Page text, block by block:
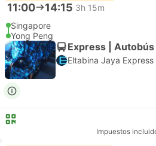
11:00 14:15 3h 15m
Singapore
Yong Peng
Express | Autobús
Eltabina Jaya Express
Impuestos